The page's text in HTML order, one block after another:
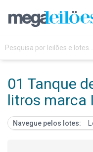
01 Tanque
litros marca
Navegue pelos lotes: